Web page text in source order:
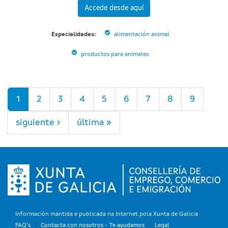
Accede desde aquí
Especialidades: alimentación animal
productos para animales
Páginas
1 2 3 4 5 6 7 8 9
siguiente › última »
Información mantida e publicada na Internet pola Xunta de Galicia
FAQ's
Contacta con nosotros - Te ayudamos Legal